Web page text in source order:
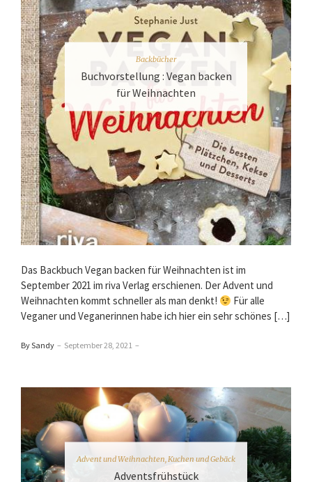
Backbücher
Buchvorstellung : Vegan backen
für Weihnachten
Das Backbuch Vegan backen für Weihnachten ist im
September 2021 im riva Verlag erschienen. Der Advent und
Weihnachten kommt schneller als man denkt!
Für alle
Veganer und Veganerinnen habe ich hier ein sehr schönes […]
By Sandy – September 28, 2021 –
Advent und Weihnachten Kuchen und Gebäck
Adventsfrühstück